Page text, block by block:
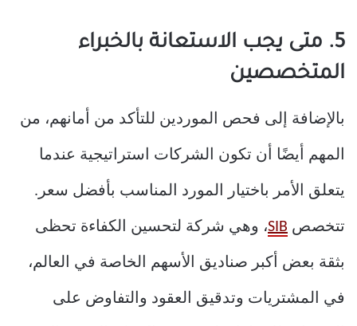
5. متى يجب الاستعانة بالخبراء
المتخصصين
بالإضافة إلى فحص الموردين للتأكد من أمانهم، من
المهم أيضًا أن تكون الشركات استراتيجية عندما
يتعلق الأمر باختيار المورد المناسب بأفضل سعر.
تتخصص SIB، وهي شركة لتحسين الكفاءة تحظى
بثقة بعض أكبر صناديق الأسهم الخاصة في العالم،
في المشتريات وتدقيق العقود والتفاوض على